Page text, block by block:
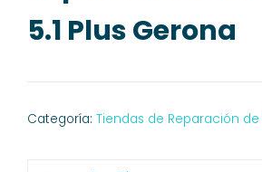
5.1 Plus Gerona
Categoría: Tiendas de Reparación de